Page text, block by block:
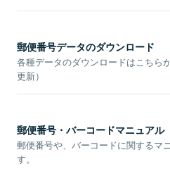
郵便番号データのダウンロード
各種データのダウンロードはこちら
更新）
郵便番号・バーコードマニュアル
郵便番号や、バーコードに関するマ
す。